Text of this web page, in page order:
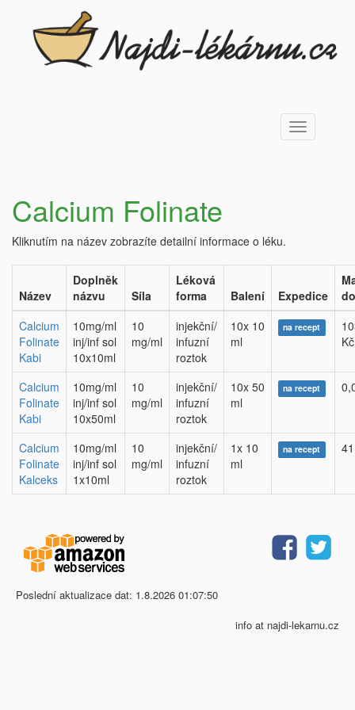
Toggle
navigation
Calcium Folinate
Kliknutím na název zobrazíte detailní informace o léku.
Název
Doplněk
názvu
Síla
Léková
forma
Balení Expedice
Calcium
Folinate
Kabi
10mg/ml
inj/inf sol
10x10ml
10
mg/ml
injekční/
infuzní
roztok
10x 10
ml
na recept
Kč
Calcium
Folinate
Kabi
10mg/ml
inj/inf sol
10x50ml
10
mg/ml
injekční/
infuzní
roztok
10x 50
ml
na recept
Calcium
Folinate
Kalceks
10mg/ml
inj/inf sol
1x10ml
10
mg/ml
injekční/
infuzní
roztok
1x 10
ml
na recept
Poslední aktualizace dat: 1.8.2026 01:07:50
info at najdi-lekarnu.cz